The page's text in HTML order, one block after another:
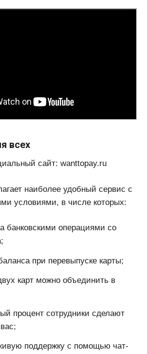
всех
сайт: wanttopay.ru
наиболее удобный сервис с
условиями, в числе которых:
банковскими операциями со
при перевыпуске карты;
карт можно объединить в
процент сотрудники сделают
поддержку с помощью чат-